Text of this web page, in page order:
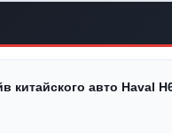
китайского авто Haval